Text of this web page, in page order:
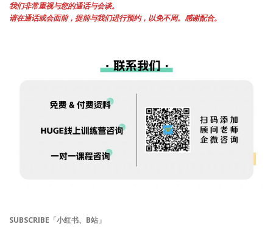
我们非常重视与您的通话与会谈。
请在通话或会面前，提前与我们进行预约，以免不周。感谢配合。
SUBSCRIBE「小红书、B站」